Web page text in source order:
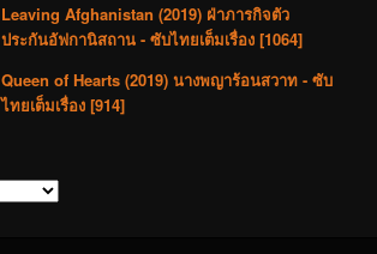
Leaving Afghanistan (2019) ฝ่าภารกิจตัว
ประกันอัฟกานิสถาน - ซับไทยเต็มเรื่อง [1064]
Queen of Hearts (2019) นางพญาร้อนสวาท - ซับ
ไทยเต็มเรื่อง [914]